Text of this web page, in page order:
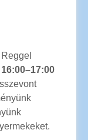
Reggel
16:00–17:00